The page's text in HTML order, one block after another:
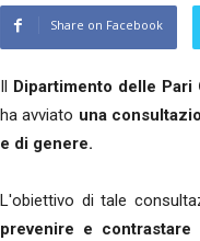
Share on Facebook
Dipartimento delle
ha avviato una
e di genere.
L'obiettivo di tale
prevenire e